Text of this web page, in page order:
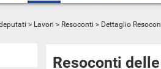
> Lavori > Resoconti > Dettaglio
Resoconti